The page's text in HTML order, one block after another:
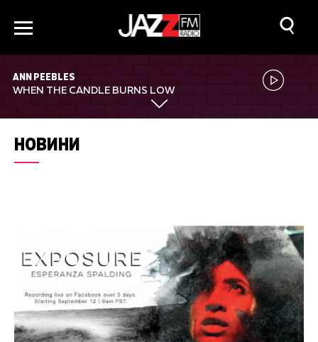
ANN PEEBLES
WHEN THE CANDLE BURNS LOW
НОВИНИ